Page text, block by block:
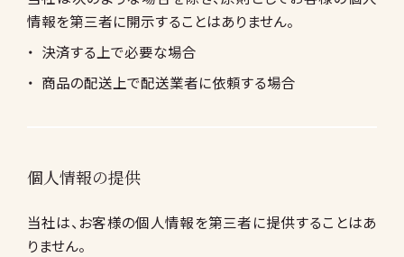
情報を第三者に開示することはありません。
決済する上で必要な場合
商品の配送上で配送業者に依頼する場合
個人情報の提供
当社は、お客様の個人情報を第三者に提供することはあ
りません。